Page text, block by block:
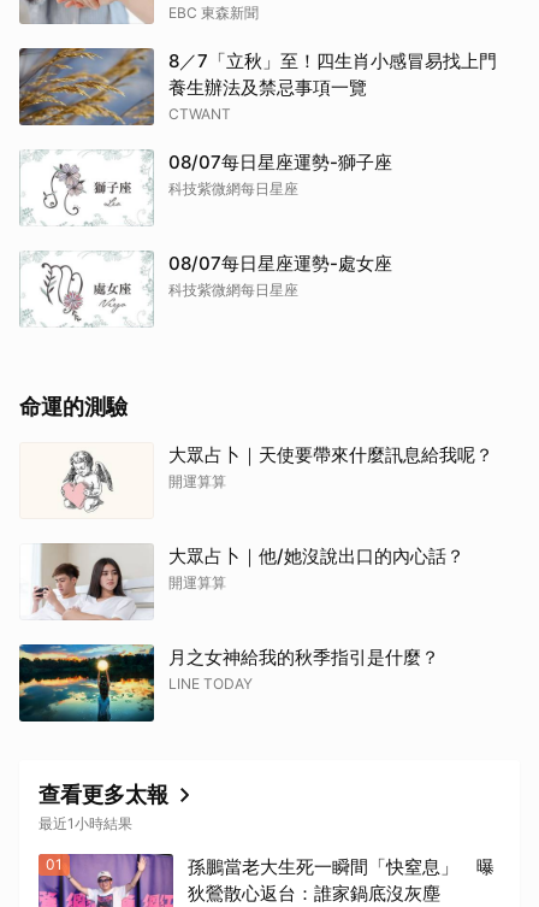
EBC 東森新聞
8／7「立秋」至！四生肖小感冒易找上門
養生辦法及禁忌事項一覽
CTWANT
08/07每日星座運勢-獅子座
科技紫微網每日星座
08/07每日星座運勢-處女座
科技紫微網每日星座
命運的測驗
大眾占卜｜天使要帶來什麼訊息給我呢？
開運算算
大眾占卜｜他/她沒說出口的內心話？
開運算算
月之女神給我的秋季指引是什麼？
LINE TODAY
查看更多太報
最近1小時結果
01
孫鵬當老大生死一瞬間「快窒息」 曝
狄鶯散心返台：誰家鍋底沒灰塵
取消